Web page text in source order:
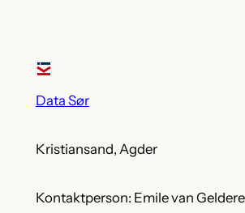
Data Sør
Kristiansand, Agder
Kontaktperson: Emile van